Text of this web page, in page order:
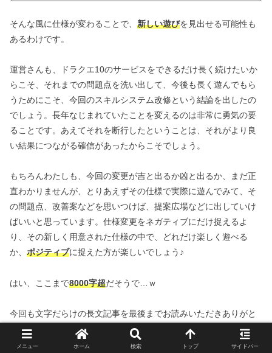
そんな風に仕様が変わることで、 新しい遊びを見出せる可能性も
あるわけです。
運営さんも、ドラクエ10のサービスをできるだけ長く続けたいか
らこそ、それまでの問題点を洗い出して、今後も長く遊んでもら
うためにこそ、今回のスキルシステム改修という結論を出したの
でしょう。長年なじまれていたことを変えるのは非常に勇気の要
ることです。あえてそれを断行したということは、それがより良
い結果につながる確信があったからこそでしょう。
もちろんわたしも、今回の変更が吉と出るか凶と出るか、まだ正
直わかりませんが、とりあえずその仕様で実際に遊んでみて、そ
の問題点、改善案などを思いつけば、提案広場などに出していけ
ばいいと思っています。仕様変更をネガティブにだけ捉えるよ
り、その新しく用意された仕様の中で、どれだけ楽しく遊べる
か、 ポジティブに捉えた方が楽しいでしょう♪
はい、ここまで8000字超だそうで…ｗ
今回も文字だらけの長文記事を最後までお読みいただきありがと
うございました♪
メニュー ホーム 検索 トップ サイドバー